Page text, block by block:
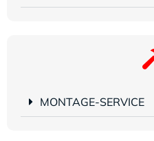
MONTAGE-SERVICE